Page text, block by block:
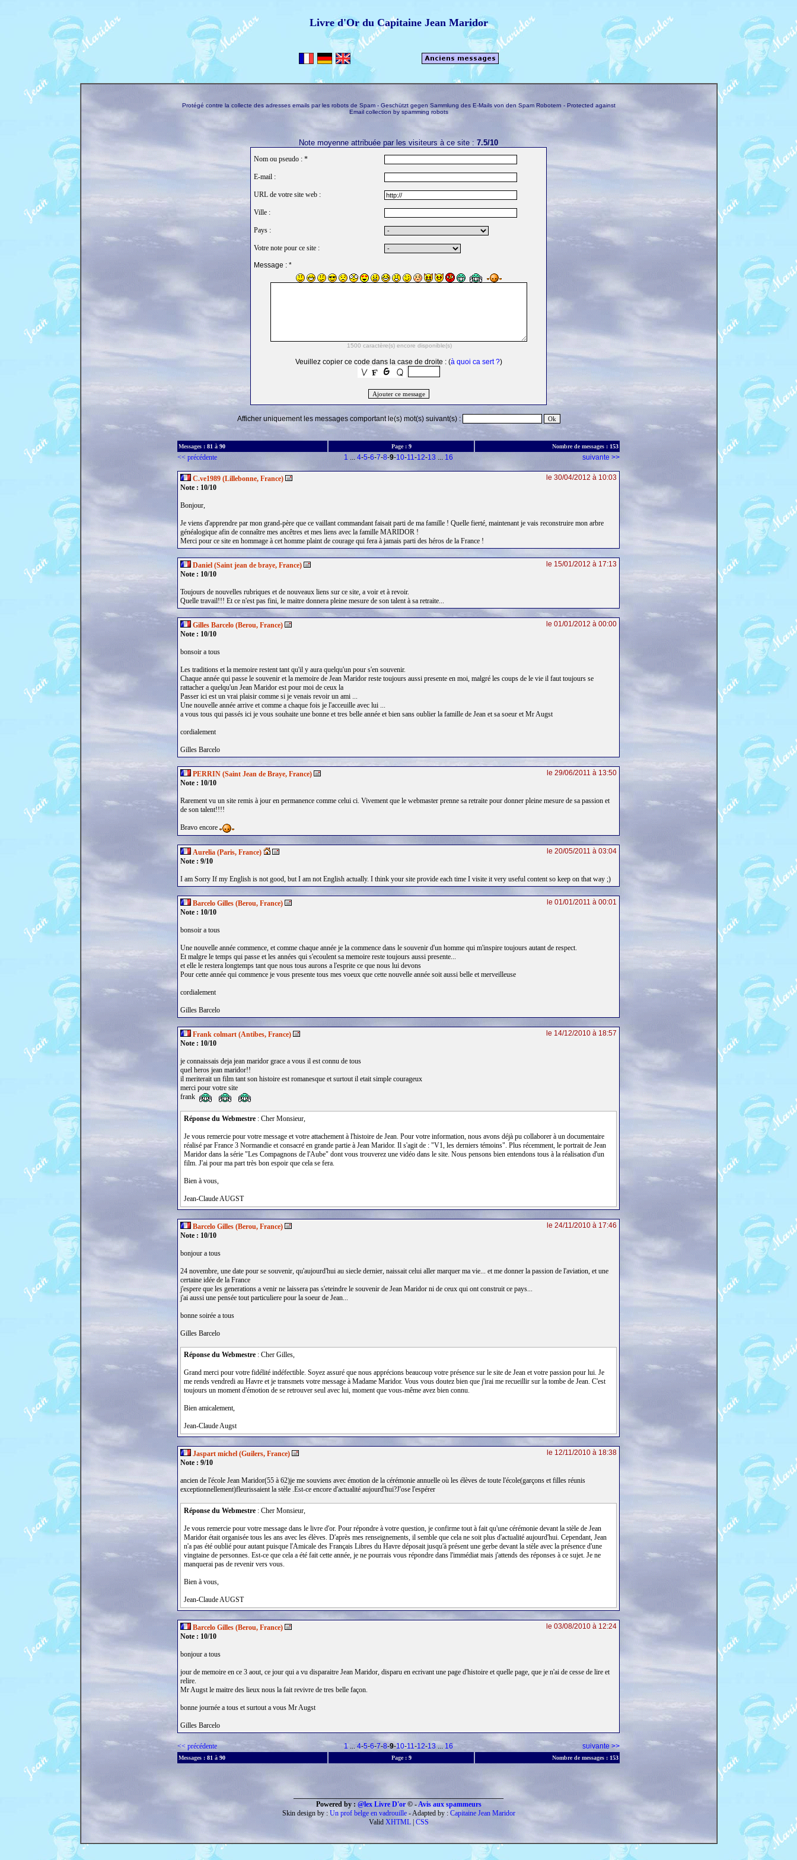
Livre d'Or du Capitaine Jean Maridor
Protégé contre la collecte des adresses emails par les robots de Spam - Geschützt gegen Sammlung des E-Mails von den Spam Robotern - Protected against
Email collection by spamming robots
Note moyenne attribuée par les visiteurs à ce site :7.5/10
Nom ou pseudo : *
E-mail :
URL de votre site web :
Ville :
Pays :
Votre note pour ce site :
Message : *
Veuillez copier ce code dans la case de droite : (à quoi ca sert ?)
Afficher uniquement les messages comportant le(s) mot(s) suivant(s) :
Messages : 81 à 90 Page : 9 Nombre de messages : 153
<< précédente 1 ... 4-5-6-7-8-9-10-11-12-13 ... 16 suivante >>
C.ve1989 (Lillebonne, France)
le 30/04/2012 à 10:03
Note : 10/10
Bonjour,
Je viens d'apprendre par mon grand-père que ce vaillant commandant faisait parti de ma famille ! Quelle fierté, maintenant je vais reconstruire mon arbre
généalogique afin de connaître mes ancêtres et mes liens avec la famille MARIDOR !
Merci pour ce site en hommage à cet homme plaint de courage qui fera à jamais parti des héros de la France !
Daniel (Saint jean de braye, France)
le 15/01/2012 à 17:13
Note : 10/10
Toujours de nouvelles rubriques et de nouveaux liens sur ce site, a voir et à revoir.
Quelle travail!!! Et ce n'est pas fini, le maitre donnera pleine mesure de son talent à sa retraite...
Gilles Barcelo (Berou, France)
le 01/01/2012 à 00:00
Note : 10/10
bonsoir a tous
Les traditions et la memoire restent tant qu'il y aura quelqu'un pour s'en souvenir.
Chaque année qui passe le souvenir et la memoire de Jean Maridor reste toujours aussi presente en moi, malgré les coups de le vie il faut toujours se
rattacher a quelqu'un Jean Maridor est pour moi de ceux la
Passer ici est un vrai plaisir comme si je venais revoir un ami ...
Une nouvelle année arrive et comme a chaque fois je l'acceuille avec lui ...
a vous tous qui passés ici je vous souhaite une bonne et tres belle année et bien sans oublier la famille de Jean et sa soeur et Mr Augst
cordialement
Gilles Barcelo
PERRIN (Saint Jean de Braye, France)
le 29/06/2011 à 13:50
Note : 10/10
Rarement vu un site remis à jour en permanence comme celui ci. Vivement que le webmaster prenne sa retraite pour donner pleine mesure de sa passion et
de son talent!!!!
Bravo encore
Aurelia (Paris, France)
le 20/05/2011 à 03:04
Note : 9/10
I am Sorry If my English is not good, but I am not English actually. I think your site provide each time I visite it very useful content so keep on that way ;)
Barcelo Gilles (Berou, France)
le 01/01/2011 à 00:01
Note : 10/10
bonsoir a tous
Une nouvelle année commence, et comme chaque année je la commence dans le souvenir d'un homme qui m'inspire toujours autant de respect.
Et malgre le temps qui passe et les années qui s'ecoulent sa memoire reste toujours aussi presente...
et elle le restera longtemps tant que nous tous aurons a l'esprite ce que nous lui devons
Pour cette année qui commence je vous presente tous mes voeux que cette nouvelle année soit aussi belle et merveilleuse
cordialement
Gilles Barcelo
Frank colmart (Antibes, France)
le 14/12/2010 à 18:57
Note : 10/10
je connaissais deja jean maridor grace a vous il est connu de tous
quel heros jean maridor!!
il meriterait un film tant son histoire est romanesque et surtout il etait simple courageux
merci pour votre site
frank
Réponse du Webmestre : Cher Monsieur,
Je vous remercie pour votre message et votre attachement à l'histoire de Jean. Pour votre information, nous avons déjà pu collaborer à un documentaire
réalisé par France 3 Normandie et consacré en grande partie à Jean Maridor. Il s'agit de : "V1, les derniers témoins". Plus récemment, le portrait de Jean
Maridor dans la série "Les Compagnons de l'Aube" dont vous trouverez une vidéo dans le site. Nous pensons bien entendons tous à la réalisation d'un
film. J'ai pour ma part très bon espoir que cela se fera.
Bien à vous,
Jean-Claude AUGST
Barcelo Gilles (Berou, France)
le 24/11/2010 à 17:46
Note : 10/10
bonjour a tous
24 novembre, une date pour se souvenir, qu'aujourd'hui au siecle dernier, naissait celui aller marquer ma vie... et me donner la passion de l'aviation, et une
certaine idée de la France
j'espere que les generations a venir ne laissera pas s'eteindre le souvenir de Jean Maridor ni de ceux qui ont construit ce pays...
j'ai aussi une pensée tout particuliere pour la soeur de Jean...
bonne soirée a tous
Gilles Barcelo
Réponse du Webmestre : Cher Gilles,
Grand merci pour votre fidélité indéfectible. Soyez assuré que nous apprécions beaucoup votre présence sur le site de Jean et votre passion pour lui. Je
me rends vendredi au Havre et je transmets votre message à Madame Maridor. Vous vous doutez bien que j'irai me recueillir sur la tombe de Jean. C'est
toujours un moment d'émotion de se retrouver seul avec lui, moment que vous-même avez bien connu.
Bien amicalement,
Jean-Claude Augst
Jaspart michel (Guilers, France)
le 12/11/2010 à 18:38
Note : 9/10
ancien de l'école Jean Maridor(55 à 62)je me souviens avec émotion de la cérémonie annuelle où les élèves de toute l'école(garçons et filles réunis
exceptionnellement)fleurissaient la stèle .Est-ce encore d'actualité aujourd'hui?J'ose l'espérer
Réponse du Webmestre : Cher Monsieur,
Je vous remercie pour votre message dans le livre d'or. Pour répondre à votre question, je confirme tout à fait qu'une cérémonie devant la stèle de Jean
Maridor était organisée tous les ans avec les élèves. D'après mes renseignements, il semble que cela ne soit plus d'actualité aujourd'hui. Cependant, Jean
n'a pas été oublié pour autant puisque l'Amicale des Français Libres du Havre déposait jusqu'à présent une gerbe devant la stèle avec la présence d'une
vingtaine de personnes. Est-ce que cela a été fait cette année, je ne pourrais vous répondre dans l'immédiat mais j'attends des réponses à ce sujet. Je ne
manquerai pas de revenir vers vous.
Bien à vous,
Jean-Claude AUGST
Barcelo Gilles (Berou, France)
le 03/08/2010 à 12:24
Note : 10/10
bonjour a tous
jour de memoire en ce 3 aout, ce jour qui a vu disparaitre Jean Maridor, disparu en ecrivant une page d'histoire et quelle page, que je n'ai de cesse de lire et
relire.
Mr Augst le maitre des lieux nous la fait revivre de tres belle façon.
bonne journée a tous et surtout a vous Mr Augst
Gilles Barcelo
<< précédente 1 ...4-5-6-7-8-9-10-11-12-13...16 suivante >>
Messages : 81 à 90 Page : 9 Nombre de messages : 153
Powered by : @lex Livre D'or© -Avis aux spammeurs
Skin design by : Un prof belge en vadrouille- Adapted by : Capitaine Jean Maridor
Valid XHTML| CSS